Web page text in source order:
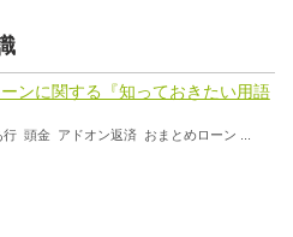
ンに関する『知っておきたい用語
頭金 アドオン返済 おまとめローン ...